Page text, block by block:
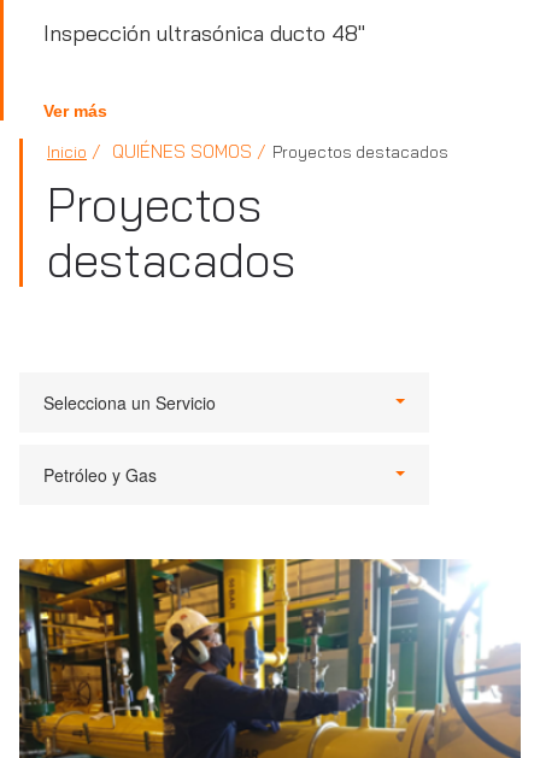
Inspección ultrasónica ducto 48"
Ver más
Inicio QUIÉNES SOMOS Proyectos destacados
Proyectos
destacados
Selecciona un Servicio
Petróleo y Gas